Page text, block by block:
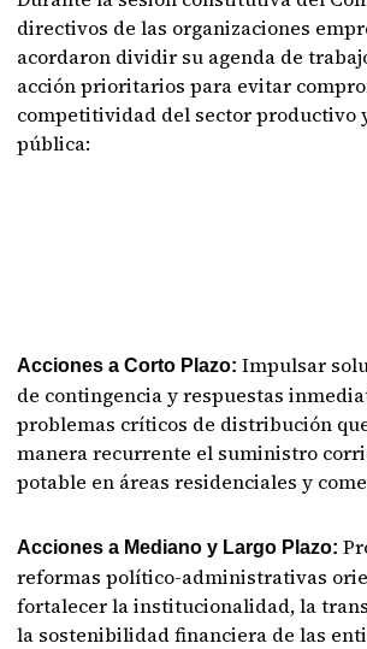
directivos de las organizaciones
acordaron dividir su agenda de
acción prioritarios para evitar
competitividad del sector productivo
pública:
Acciones a Corto Plazo: Impulsar
de contingencia y respuestas
problemas críticos de distribución
manera recurrente el suministro
potable en áreas residenciales y
Acciones a Mediano y Largo Plazo:
reformas político-administrativas
fortalecer la institucionalidad, la
la sostenibilidad financiera de las